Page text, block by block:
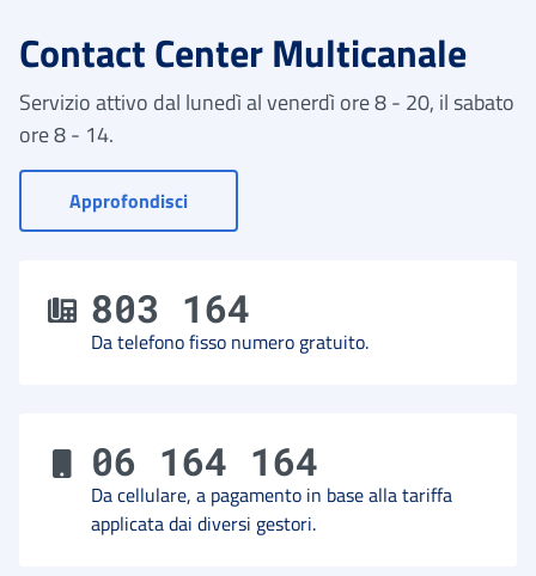
Contact Center Multicanale
Servizio attivo dal lunedì al venerdì ore 8 - 20, il sabato
ore 8 - 14.
Approfondisci- Vai a Contact Center
803 164
Da telefono fisso numero gratuito.
06 164 164
Da cellulare, a pagamento in base alla tariffa
applicata dai diversi gestori.